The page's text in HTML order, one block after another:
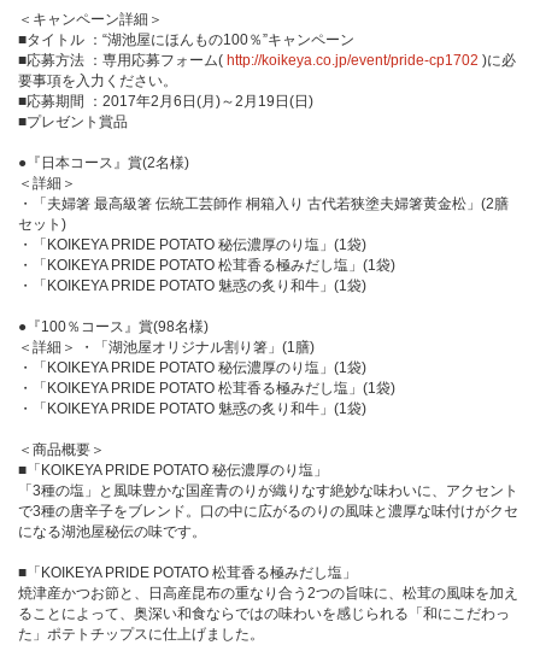
＜キャンペーン詳細＞
■タイトル ：“湖池屋にほんもの100％”キャンペーン
■応募方法 ：専用応募フォーム( http://koikeya.co.jp/event/pride-cp1702 )に必
要事項を入力ください。
■応募期間 ：2017年2月6日(月)～2月19日(日)
■プレゼント賞品
●『日本コース』賞(2名様)
＜詳細＞
・「夫婦箸 最高級箸 伝統工芸師作 桐箱入り 古代若狭塗夫婦箸黄金松」(2膳
セット)
・「KOIKEYA PRIDE POTATO 秘伝濃厚のり塩」(1袋)
・「KOIKEYA PRIDE POTATO 松茸香る極みだし塩」(1袋)
・「KOIKEYA PRIDE POTATO 魅惑の炙り和牛」(1袋)
●『100％コース』賞(98名様)
＜詳細＞ ・「湖池屋オリジナル割り箸」(1膳)
・「KOIKEYA PRIDE POTATO 秘伝濃厚のり塩」(1袋)
・「KOIKEYA PRIDE POTATO 松茸香る極みだし塩」(1袋)
・「KOIKEYA PRIDE POTATO 魅惑の炙り和牛」(1袋)
＜商品概要＞
■「KOIKEYA PRIDE POTATO 秘伝濃厚のり塩」
「3種の塩」と風味豊かな国産青のりが織りなす絶妙な味わいに、アクセント
で3種の唐辛子をブレンド。口の中に広がるのりの風味と濃厚な味付けがクセ
になる湖池屋秘伝の味です。
■「KOIKEYA PRIDE POTATO 松茸香る極みだし塩」
焼津産かつお節と、日高産昆布の重なり合う2つの旨味に、松茸の風味を加え
ることによって、奥深い和食ならではの味わいを感じられる「和にこだわっ
た」ポテトチップスに仕上げました。